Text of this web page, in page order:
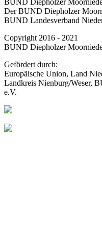
Der BUND Diepholzer
BUND Landesverband
Copyright 2016 - 2021
BUND Diepholzer
Gefördert durch:
Europäische Union, Land
Landkreis Nienburg/Weser,
e.V.